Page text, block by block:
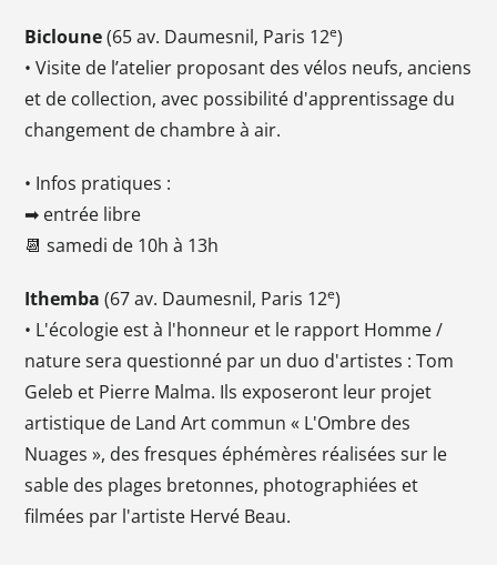
Bicloune(65 av. Daumesnil, Paris 12e)
• Visite de l’atelier proposant des vélos neufs, anciens
et de collection, avec possibilité d'apprentissage du
changement de chambre à air.
• Infos pratiques :
➡ entrée libre
📆 samedi de 10h à 13h
Ithemba(67 av. Daumesnil, Paris 12e)
• L'écologie est à l'honneur et le rapport Homme /
nature sera questionné par un duo d'artistes : Tom
Geleb et Pierre Malma. Ils exposeront leur projet
artistique de Land Art commun « L'Ombre des
Nuages », des fresques éphémères réalisées sur le
sable des plages bretonnes, photographiées et
filmées par l'artiste Hervé Beau.